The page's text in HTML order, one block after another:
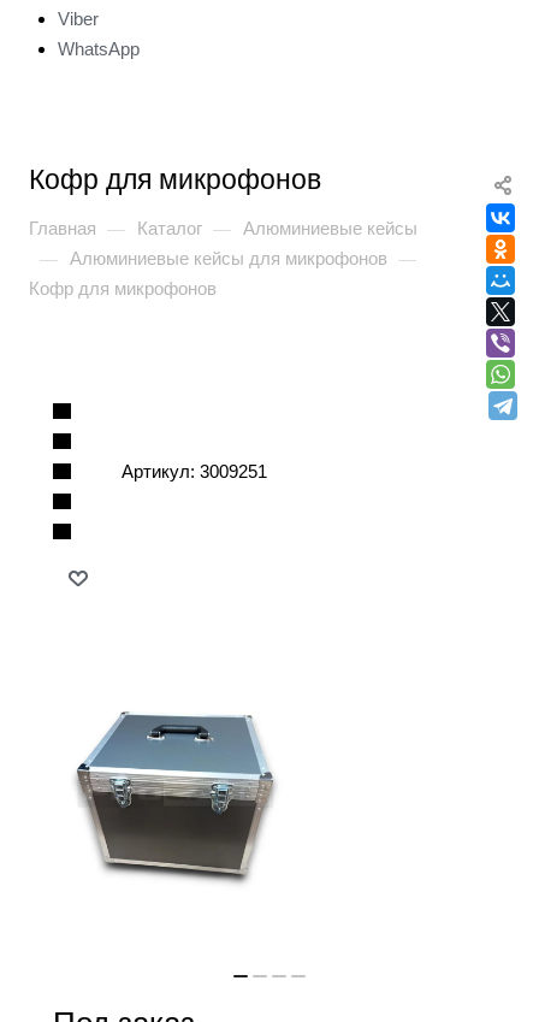
Viber
WhatsApp
Кофр для микрофонов
Главная — Каталог — Алюминиевые кейсы
— Алюминиевые кейсы для микрофонов —
Кофр для микрофонов
Артикул: 3009251